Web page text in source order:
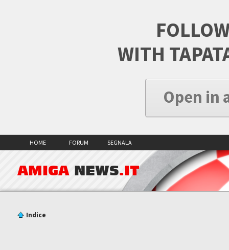
WITH
Open in
HOME FORUM SEGNALA
AMIGA NEWS.IT
Indice